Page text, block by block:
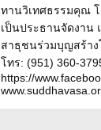
ทานวิเทศธรรมคุณ
เป็นประธานจัดงาน
สาธุชนร่วมบุญสร้าง
โทร: (951) 360-
https://